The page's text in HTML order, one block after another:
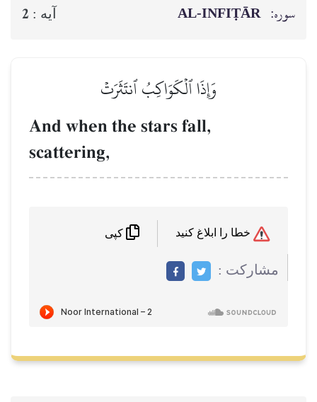
سوره: AL‑INFIṬĀR آيه : 2
وَإِذَا ٱلۡكَوَاكِبُ ٱنتَثَرَتۡ
And when the stars fall,
scattering,
مشاركت :